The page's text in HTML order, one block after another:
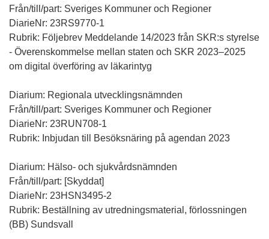
Från/till/part: Sveriges Kommuner och Regioner
DiarieNr: 23RS9770-1
Rubrik: Följebrev Meddelande 14/2023 från SKR:s styrelse
- Överenskommelse mellan staten och SKR 2023–2025
om digital överföring av läkarintyg
Diarium: Regionala utvecklingsnämnden
Från/till/part: Sveriges Kommuner och Regioner
DiarieNr: 23RUN708-1
Rubrik: Inbjudan till Besöksnäring på agendan 2023
Diarium: Hälso- och sjukvårdsnämnden
Från/till/part: [Skyddat]
DiarieNr: 23HSN3495-2
Rubrik: Beställning av utredningsmaterial, förlossningen
(BB) Sundsvall